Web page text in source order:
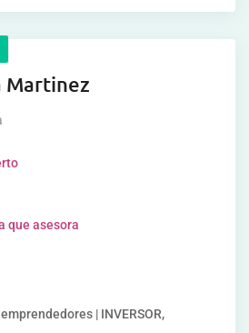
Martinez
que asesora
| INVERSOR,